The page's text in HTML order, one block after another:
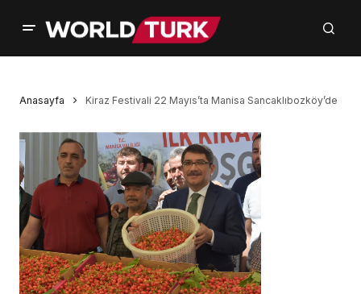
Anasayfa Kiraz Festivali 22 Mayıs’ta Manisa Sancaklıbozköy’de